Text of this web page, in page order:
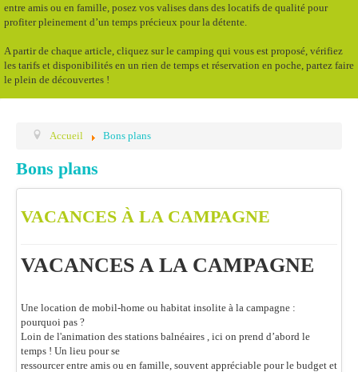
entre amis ou en famille, posez vos valises dans des locatifs de qualité pour
profiter pleinement d’un temps précieux pour la détente.
A partir de chaque article, cliquez sur le camping qui vous est proposé, vérifiez
les tarifs et disponibilités en un rien de temps et réservation en poche, partez faire
le plein de découvertes !
Accueil Bons plans
Bons plans
VACANCES À LA CAMPAGNE
VACANCES A LA CAMPAGNE
Une location de mobil-home ou habitat insolite à la campagne :
pourquoi pas ?
Loin de l'animation des stations balnéaires , ici on prend d’abord le
temps ! Un lieu pour se
ressourcer entre amis ou en famille, souvent appréciable pour le budget et